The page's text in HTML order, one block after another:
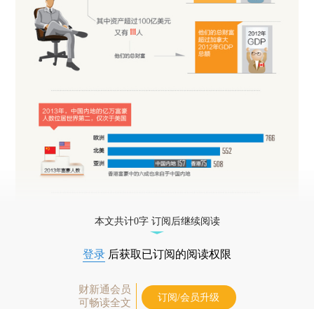
本文共计0字 订阅后继续阅读
登录 后获取已订阅的阅读权限
财新通会员
可畅读全文
订阅/会员升级